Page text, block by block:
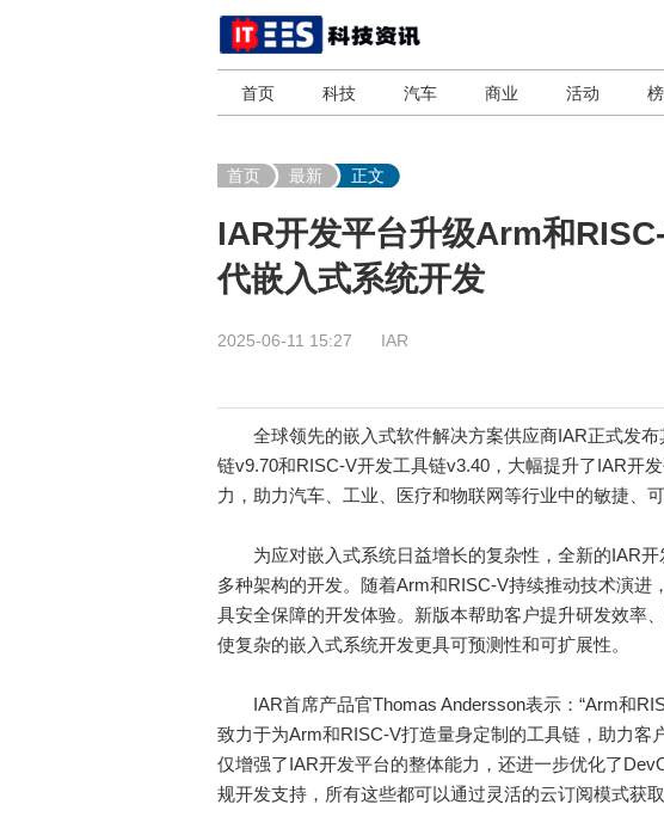
首页 科技 汽车 商业 活动
首页 最新 正文
IAR开发平台升级Arm和
代嵌入式系统开发
2025-06-11 15:27 IAR
全球领先的嵌入式软件解决方案供应商IAR正式发布
链v9.70和RISC-V开发工具链v3.40，大幅提升了IAR开
力，助力汽车、工业、医疗和物联网等行业中的敏捷、
为应对嵌入式系统日益增长的复杂性，全新的IAR开
多种架构的开发。随着Arm和RISC-V持续推动技术演进
具安全保障的开发体验。新版本帮助客户提升研发效率
使复杂的嵌入式系统开发更具可预测性和可扩展性。
IAR首席产品官Thomas Andersson表示：“Arm和
致力于为Arm和RISC-V打造量身定制的工具链，助力客
仅增强了IAR开发平台的整体能力，还进一步优化了
规开发支持，所有这些都可以通过灵活的云订阅模式获